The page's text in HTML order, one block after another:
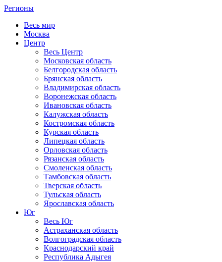
Регионы
Весь мир
Москва
Центр
Весь Центр
Московская область
Белгородская область
Брянская область
Владимирская область
Воронежская область
Ивановская область
Калужская область
Костромская область
Курская область
Липецкая область
Орловская область
Рязанская область
Смоленская область
Тамбовская область
Тверская область
Тульская область
Ярославская область
Юг
Весь Юг
Астраханская область
Волгоградская область
Краснодарский край
Республика Адыгея